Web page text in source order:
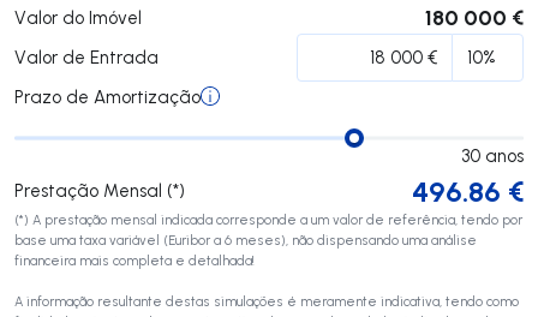
Valor do Imóvel 180 000 €
Valor de Entrada
Prazo de Amortização
30 anos
Prestação Mensal (*)
496.86 €
(*) A prestação mensal indicada corresponde a um valor de referência, tendo por
base uma taxa variável (Euribor a 6 meses), não dispensando uma análise
financeira mais completa e detalhada!
A informação resultante destas simulações é meramente indicativa, tendo como